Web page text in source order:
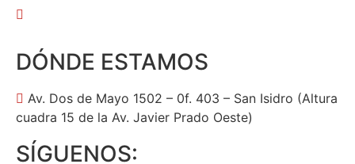
DÓNDE ESTAMOS
Av. Dos de Mayo 1502 – 0f. 403 – San Isidro (Altura
cuadra 15 de la Av. Javier Prado Oeste)
SÍGUENOS: